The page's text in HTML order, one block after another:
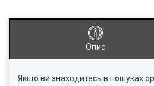
Опис
Якщо ви знаходитесь в пошуках